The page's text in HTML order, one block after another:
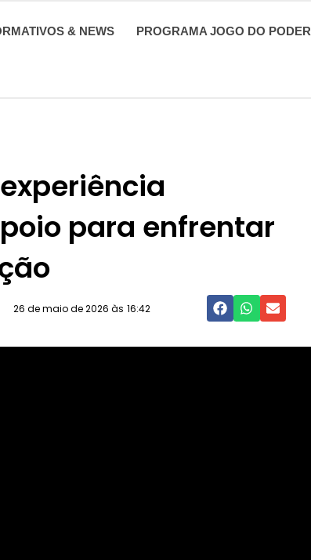
& NEWS PROGRAMA JOGO DO PODER
para enfrentar
26 de maio de 2026 às 16:42